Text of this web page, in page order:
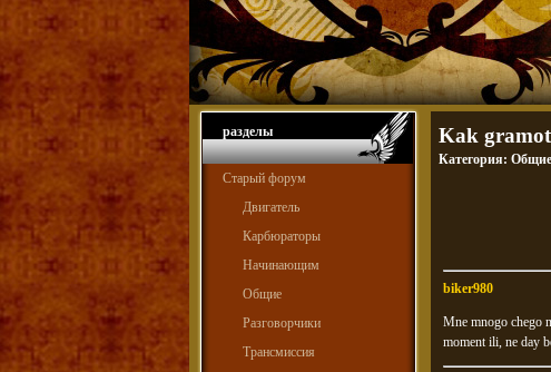
разделы
Старый форум
Двигатель
Карбюраторы
Начинающим
Общие
Разговорчики
Трансмиссия
Kak
Категория: Общие
biker980
Mne mnogo chego
moment ili, ne day